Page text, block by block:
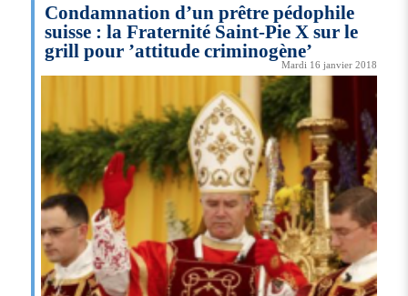
Condamnation d’un prêtre pédophile
suisse : la Fraternité Saint-Pie X sur le
grill pour ’attitude criminogène’
Mardi 16 janvier 2018